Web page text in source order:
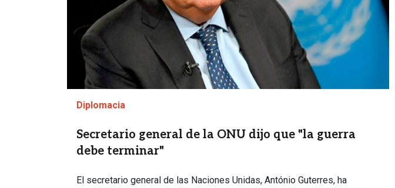
Diplomacia
Secretario general de la ONU dijo que "la guerra
debe terminar"
El secretario general de las Naciones Unidas, António Guterres, ha